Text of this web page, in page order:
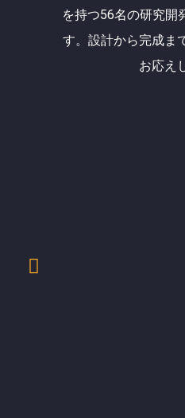
を持つ56名の研究開
す。設計から完成ま
お応え